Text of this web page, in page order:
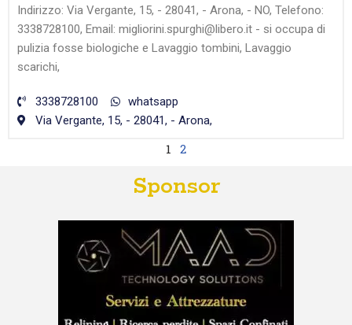
Indirizzo: Via Vergante, 15, - 28041, - Arona, - NO, Telefono:
3338728100, Email: migliorini.spurghi@libero.it - si occupa di
pulizia fosse biologiche e Lavaggio tombini, Lavaggio
scarichi,
3338728100
whatsapp
Via Vergante, 15, - 28041, - Arona,
1 2
Sponsor